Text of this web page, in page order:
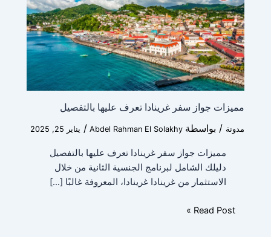
مميزات جواز سفر غرينادا تعرف عليها بالتفصيل
مدونة / بواسطة Abdel Rahman El Solakhy
/ يناير 25, 2025
مميزات جواز سفر غرينادا تعرف عليها بالتفصيل
دليلك الشامل لبرنامج الجنسية الثانية من خلال
الاستثمار من غرينادا غرينادا، المعروفة غالبًا […]
Read Post »